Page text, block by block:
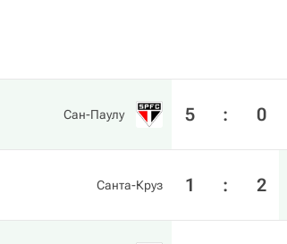
Сан-Паулу 5 : 0
Санта-Круз 1 : 2